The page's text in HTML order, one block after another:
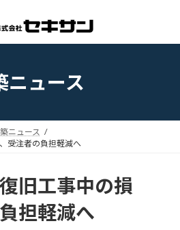
ニュース
ニュース
受注者の負担軽減へ
旧工事中の損
担軽減へ